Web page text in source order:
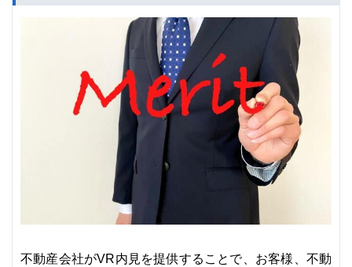
不動産会社がVR内見を提供することで、お客様、不動